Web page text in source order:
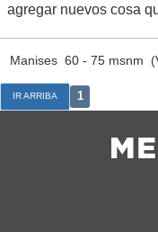
agregar nuevos cosa
Manises 60 - 75 msnm
IR ARRIBA 1